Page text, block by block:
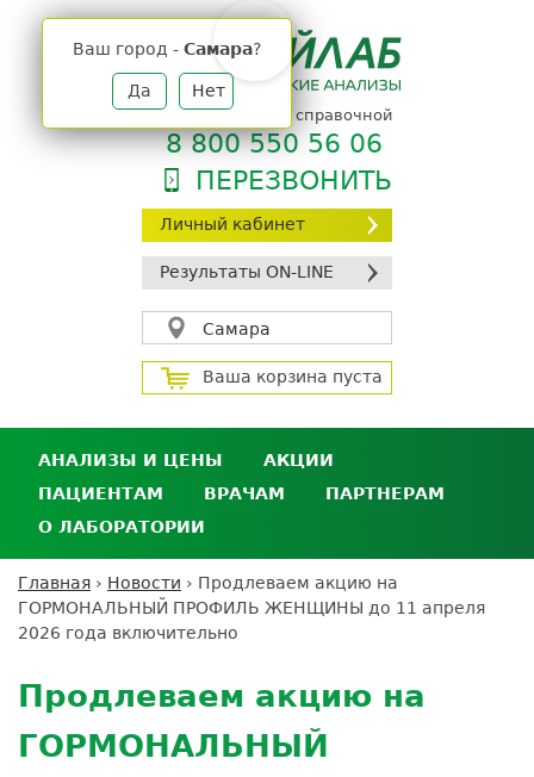
Личный кабинет
Результаты ON-LINE
Самара
Ваш город - Самара?
Да Нет
Ваша корзина пуста
телефон единой справочной
8 800 550 56 06
ПЕРЕЗВОНИТЬ
АНАЛИЗЫ И ЦЕНЫ
Анализы и цены
Где сдать анализы
Выезд на дом
Подготовка к анализам
АКЦИИ
ПАЦИЕНТАМ
Личный кабинет пациента
Дисконтная программа
ДМС
Усиление профилактических мер для
безопасности пациентов
Налоговый вычет
ВРАЧАМ
Экскурсия в
лабораторию
ПАРТНЕРАМ
кабинет
партнёра
лабораторию
О ЛАБОРАТОРИИ
Контроль качества
Вакансии
Вы
здесь
Главная › Новости › Продлеваем акцию на
ГОРМОНАЛЬНЫЙ ПРОФИЛЬ ЖЕНЩИНЫ до 11 апреля
2026 года включительно
to
top
Продлеваем акцию на
ГОРМОНАЛЬНЫЙ